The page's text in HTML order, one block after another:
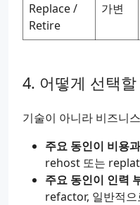
Replace /
Retire
가변
어떻게 선택
기술이 아니라 비즈니
주요 동인이 비용
rehost 또는
주요 동인이 인력
refactor, 일반적으